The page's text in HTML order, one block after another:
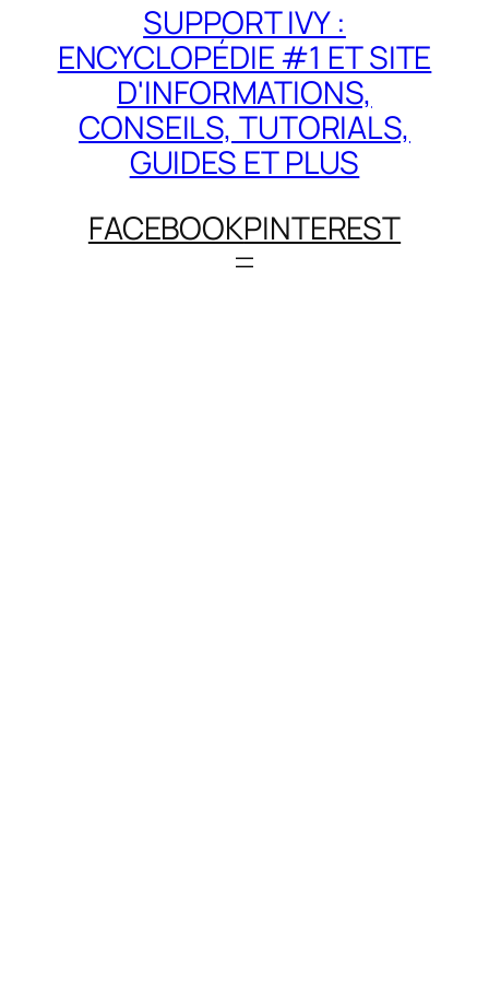
SUPPORT IVY :
ENCYCLOPÉDIE #1 ET SITE
D'INFORMATIONS,
CONSEILS, TUTORIALS,
GUIDES ET PLUS
FACEBOOKPINTEREST